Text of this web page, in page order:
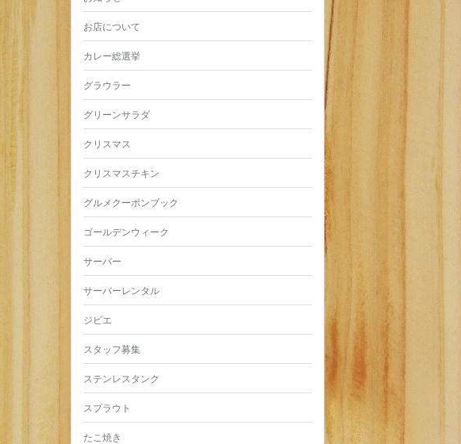
お店について
カレー総選挙
グラウラー
グリーンサラダ
クリスマス
クリスマスチキン
グルメクーポンブック
ゴールデンウィーク
サーバー
サーバーレンタル
ジビエ
スタッフ募集
ステンレスタンク
スプラウト
たこ焼き